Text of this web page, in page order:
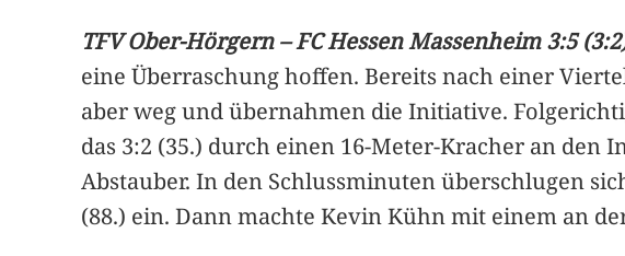
TFV Ober-Hörgern – FC Hessen Massenheim 3:5
eine Überraschung hoffen. Bereits nach einer
aber weg und übernahmen die Initiative.
das 3:2 (35.) durch einen 16-Meter-Kracher an
Abstauber. In den Schlussminuten überschlugen
(88.) ein. Dann machte Kevin Kühn mit einem an